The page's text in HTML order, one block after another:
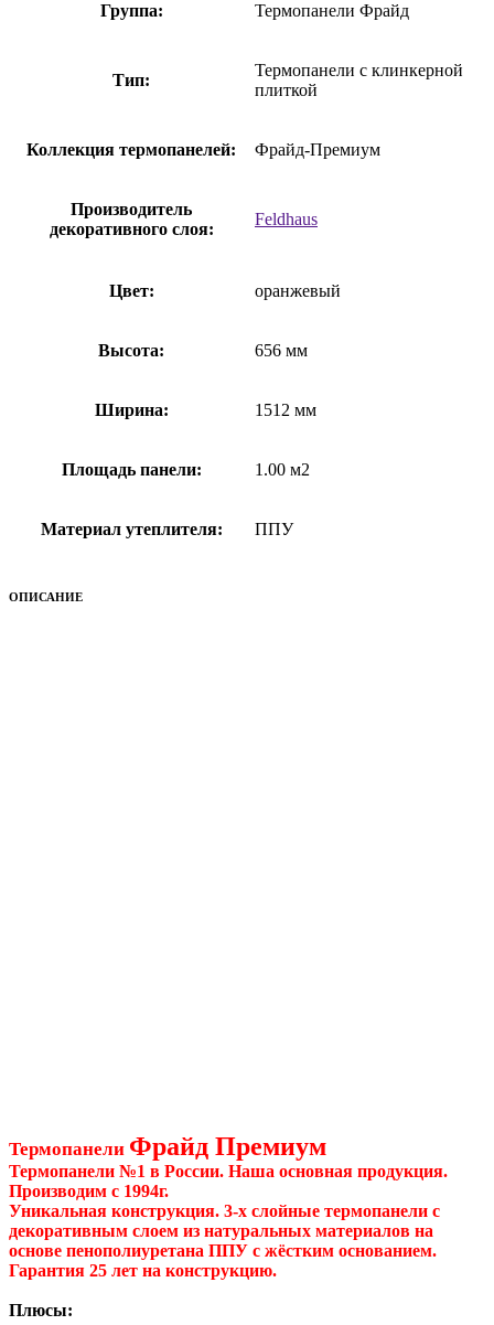
Группа: Термопанели Фрайд
Тип:
Термопанели с клинкерной
плиткой
Коллекция термопанелей: Фрайд-Премиум
Производитель
декоративного слоя:
Feldhaus
Цвет: оранжевый
Высота: 656 мм
Ширина: 1512 мм
Площадь панели: 1.00 м2
Материал утеплителя: ППУ
ОПИСАНИЕ
Термопанели Фрайд Премиум
Термопанели №1 в России. Наша основная продукция.
Производим с 1994г.
Уникальная конструкция. 3-х слойные термопанели с
декоративным слоем из натуральных материалов на
основе пенополиуретана ППУ с жёстким основанием.
Гарантия 25 лет на конструкцию.
Плюсы: